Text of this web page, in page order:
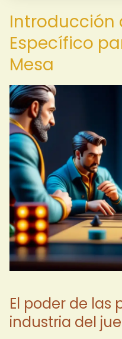
Introducción
Específico
Mesa
El poder de las
industria del